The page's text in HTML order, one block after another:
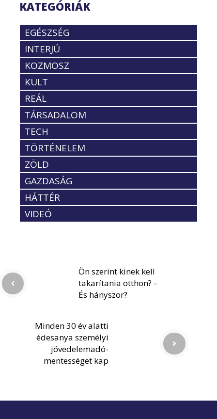
KATEGÓRIÁK
EGÉSZSÉG
INTERJÚ
KOZMOSZ
KULT
REÁL
TÁRSADALOM
TECH
TÖRTÉNELEM
ZÖLD
GAZDASÁG
HÁTTÉR
VIDEÓ
Ön szerint kinek kell
takarítania otthon? –
És hányszor?
Minden 30 év alatti
édesanya személyi
jövedelemadó-
mentességet kap